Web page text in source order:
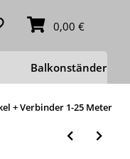
0,00 €
Balkonständer
+ Verbinder 1-25 Meter